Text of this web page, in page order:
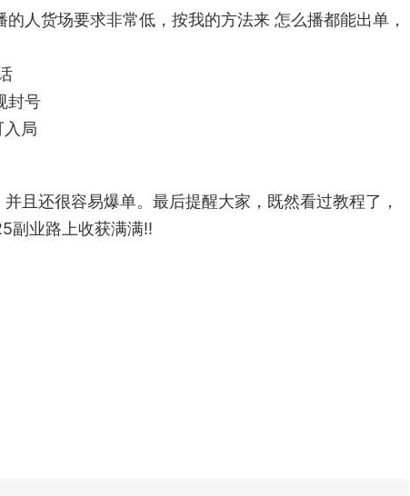
人货场要求非常低，按我的方法来 怎么播都能出单，
封号
局
且还很容易爆单。最后提醒大家，既然看过教程了，
副业路上收获满满!!